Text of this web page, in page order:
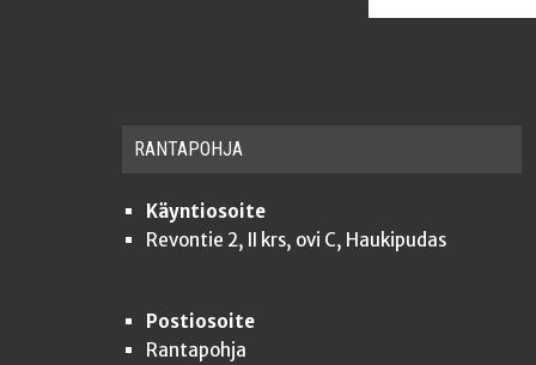
RAN­TA­POH­JA
Käyntiosoite
Revontie 2, II krs, ovi C, Haukipudas
Postiosoite
Rantapohja